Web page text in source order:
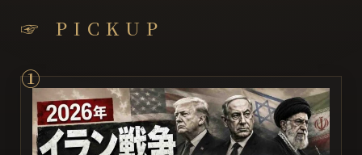
☞ PICKUP